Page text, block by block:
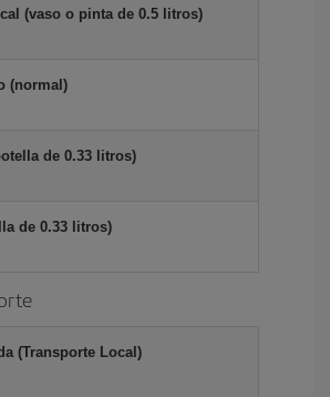
(vaso o pinta de 0.5 litros)
(normal)
de 0.33 litros)
de 0.33 litros)
(Transporte Local)